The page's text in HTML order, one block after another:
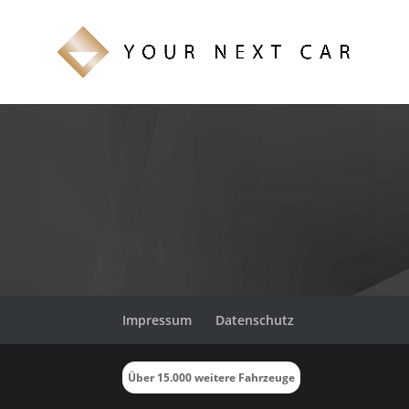
Detailinformationen
Impressum Datenschutz
Über 15.000 weitere Fahrzeuge